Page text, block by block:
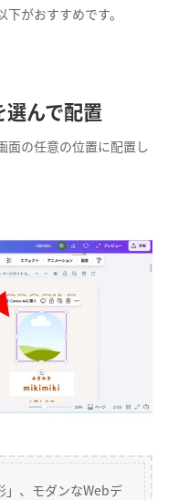
がおすすめです。
んで配置
面の任意の位置に配置し
」、モダンなWebデ